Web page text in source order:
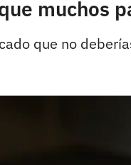
muchos
que no